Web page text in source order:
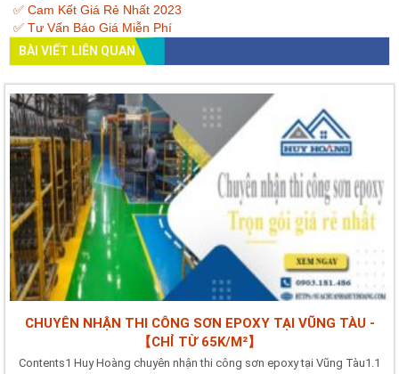
✅ Cam Kết Giá Rẻ Nhất 2023
✅ Tư Vấn Báo Giá Miễn Phí
BÀI VIẾT LIÊN QUAN
CHUYÊN NHẬN THI CÔNG SƠN EPOXY TẠI VŨNG TÀU -
【CHỈ TỪ 65K/M²】
Contents1 Huy Hoàng chuyên nhận thi công sơn epoxy tại Vũng Tàu1.1